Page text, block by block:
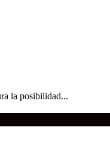
la posibilidad...